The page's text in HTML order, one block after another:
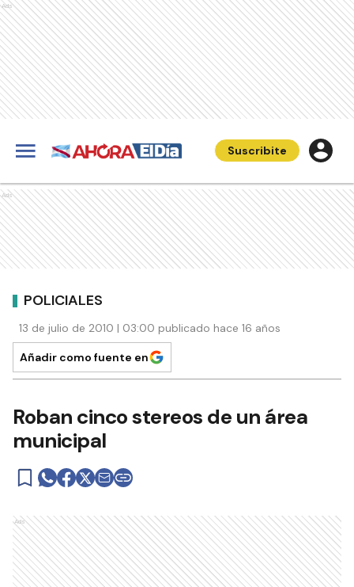
Ads
Suscribite
Ads
POLICIALES
13 de julio de 2010 | 03:00 publicado hace 16 años
Añadir como fuente en
Roban cinco stereos de un área
municipal
Ads